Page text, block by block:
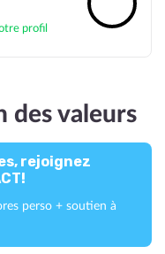
profil
des valeurs
rejoignez
perso + soutien à